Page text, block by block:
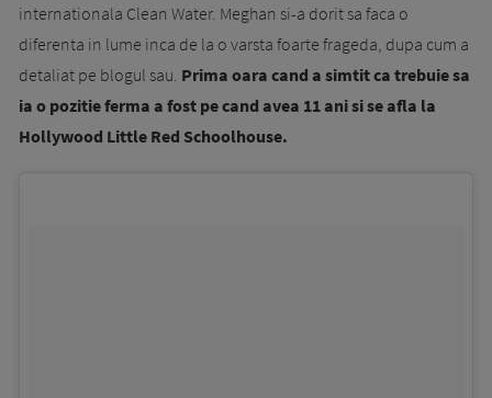
internationala Clean Water. Meghan si-a dorit sa faca o
diferenta in lume inca de la o varsta foarte frageda, dupa cum a
detaliat pe blogul sau. Prima oara cand a simtit ca trebuie sa
ia o pozitie ferma a fost pe cand avea 11 ani si se afla la
Hollywood Little Red Schoolhouse.